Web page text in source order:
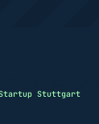
Stuttgart